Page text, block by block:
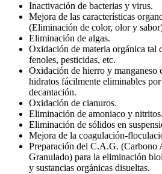
Inactivación de bacterias y virus.
Mejora de las características
(Eliminación de color, olor y
Eliminación de algas.
Oxidación de materia orgánica tal
fenoles, pesticidas, etc.
Oxidación de hierro y manganeso
hidratos fácilmente eliminables
decantación.
Oxidación de cianuros.
Eliminación de amoniaco y nitritos.
Eliminación de sólidos en
Mejora de la coagulación-
Preparación del C.A.G. (Carbono
Granulado) para la eliminación
y sustancias orgánicas disueltas.